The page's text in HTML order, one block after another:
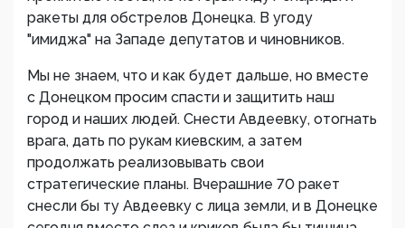
ракеты для обстрелов Донецка. В угоду
"имиджа" на Западе депутатов и чиновников.
Мы не знаем, что и как будет дальше, но вместе
с Донецком просим спасти и защитить наш
город и наших людей. Снести Авдеевку, отогнать
врага, дать по рукам киевским, а затем
продолжать реализовывать свои
стратегические планы. Вчерашние 70 ракет
снесли бы ту Авдеевку с лица земли, и в Донецке